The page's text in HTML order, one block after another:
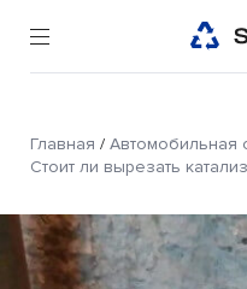
Главная / Автомобильная
Стоит ли вырезать